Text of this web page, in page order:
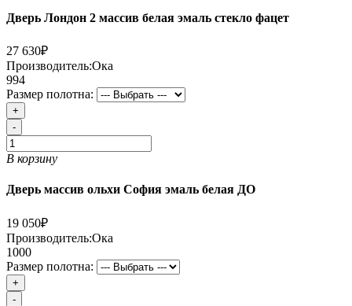
Дверь Лондон 2 массив белая эмаль стекло фацет
27 630₽
Производитель:Ока
994
Размер полотна:
+
-
В корзину
Дверь массив ольхи София эмаль белая ДО
19 050₽
Производитель:Ока
1000
Размер полотна:
+
-